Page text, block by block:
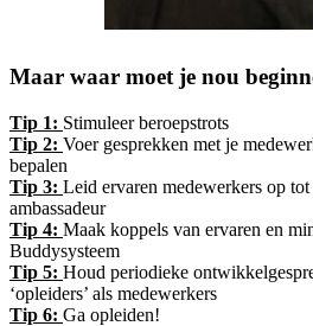
Maar waar moet je nou
Tip 1: Stimuleer beroepstrots
Tip 2: Voer gesprekken met je
bepalen
Tip 3: Leid ervaren medewerkers op
ambassadeur
Tip 4: Maak koppels van ervaren en
Buddysysteem
Tip 5: Houd periodieke
‘opleiders’ als medewerkers
Tip 6: Ga opleiden!